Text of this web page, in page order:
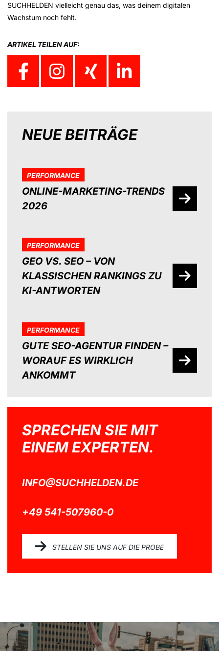
SUCHHELDEN vielleicht genau das, was deinem digitalen
Wachstum noch fehlt.
ARTIKEL TEILEN AUF:
NEUE BEITRÄGE
PERFORMANCE
ONLINE-MARKETING-TRENDS
2026
PERFORMANCE
GEO VS. SEO – VON
KLASSISCHEN RANKINGS ZU
KI-ANTWORTEN
PERFORMANCE
GUTE SEO-AGENTUR FINDEN –
WORAUF ES WIRKLICH
ANKOMMT
SPRECHEN SIE MIT
EINEM EXPERTEN.
INFO@SUCHHELDEN.DE
+49 541-507960-0
STELLEN SIE UNS AUF DIE PROBE